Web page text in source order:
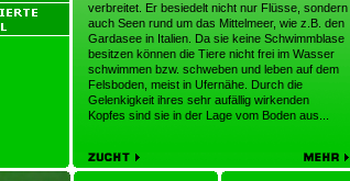
verbreitet. Er besiedelt nicht nur Flüsse, sondern
auch Seen rund um das Mittelmeer, wie z.B. den
Gardasee in Italien. Da sie keine Schwimmblase
besitzen können die Tiere nicht frei im Wasser
schwimmen bzw. schweben und leben auf dem
Felsboden, meist in Ufernähe. Durch die
Gelenkigkeit ihres sehr aufällig wirkenden
Kopfes sind sie in der Lage vom Boden aus...